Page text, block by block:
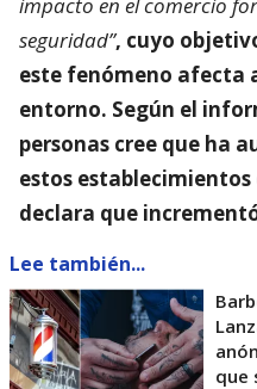
seguridad”, cuyo
este fenómeno afecta
entorno. Según el
personas cree que ha
estos establecimientos
declara que
Lee también...
que